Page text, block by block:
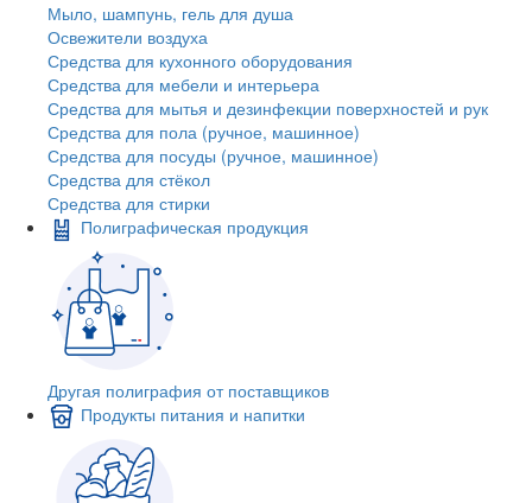
Мыло, шампунь, гель для душа
Освежители воздуха
Средства для кухонного оборудования
Средства для мебели и интерьера
Средства для мытья и дезинфекции поверхностей и рук
Средства для пола (ручное, машинное)
Средства для посуды (ручное, машинное)
Средства для стёкол
Средства для стирки
Полиграфическая продукция
Другая полиграфия от поставщиков
Продукты питания и напитки